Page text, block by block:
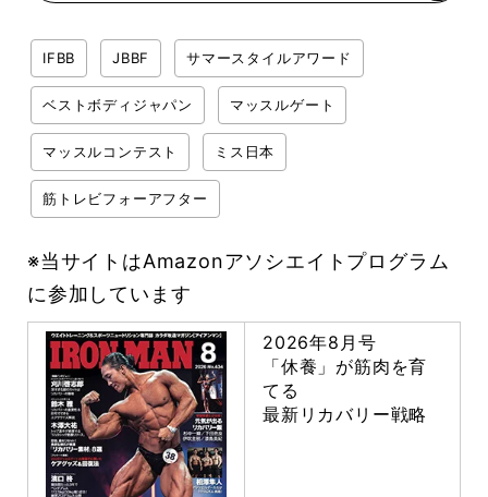
IFBB JBBF サマースタイルアワード
ベストボディジャパン マッスルゲート
マッスルコンテスト ミス日本
筋トレビフォーアフター
※当サイトはAmazonアソシエイトプログラム
に参加しています
2026年8月号
「休養」が筋肉を育
てる
最新リカバリー戦略